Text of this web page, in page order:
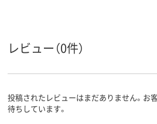
レビュー（0件）
投稿されたレビューはまだありません。お
待ちしています。